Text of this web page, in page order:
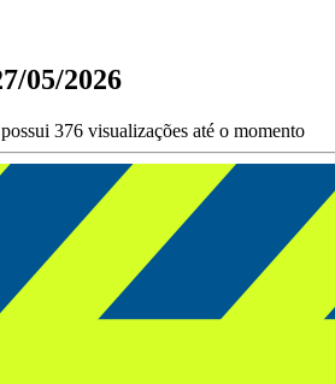
05/2026
376 visualizações até o momento